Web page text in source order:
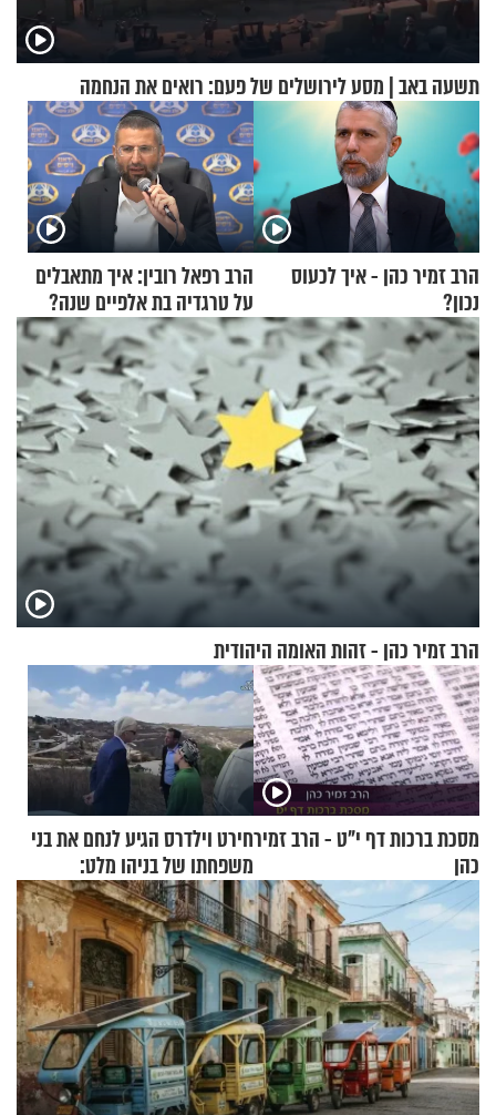
תשעה באב | מסע לירושלים של פעם: רואים את הנחמה
הרב זמיר כהן - איך לכעוס
נכון?
הרב רפאל רובין: איך מתאבלים
על טרגדיה בת אלפיים שנה?
הרב זמיר כהן - זהות האומה היהודית
מסכת ברכות דף י"ט - הרב זמיר
כהן
חירט וילדרס הגיע לנחם את בני
משפחתו של בניהו מלט:
"מיליונים באירופה תומכים
בכם"